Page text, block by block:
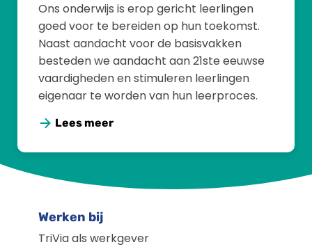
Ons onderwijs is erop gericht leerlingen
goed voor te bereiden op hun toekomst.
Naast aandacht voor de basisvakken
besteden we aandacht aan 21ste eeuwse
vaardigheden en stimuleren leerlingen
eigenaar te worden van hun leerproces.
Lees meer
Werken bij
TriVia als werkgever